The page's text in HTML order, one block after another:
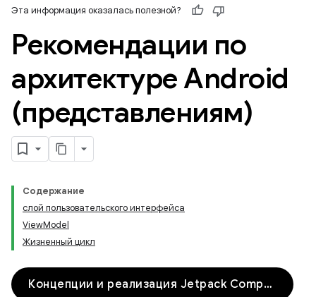
Эта информация оказалась полезной?
Рекомендации по
архитектуре Android
(представлениям)
Содержание
слой пользовательского интерфейса
ViewModel
Жизненный цикл
Концепции и реализация Jetpack Compose